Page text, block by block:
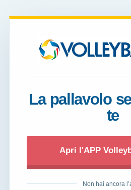
La pallavolo
te
Apri l'APP
Non hai ancora